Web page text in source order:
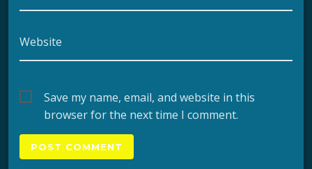
Website
Save my name, email, and website in this
browser for the next time I comment.